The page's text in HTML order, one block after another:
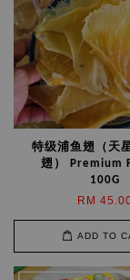
特级浦鱼翅（天
翅） Premium
100G
RM
ADD TO